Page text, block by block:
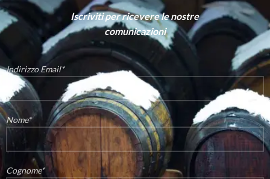
Iscriviti per ricevere le nostre
comunicazioni
Indirizzo Email*
Nome*
Cognome*